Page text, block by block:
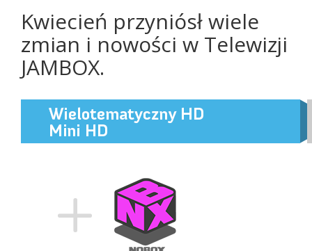
Kwiecień przyniósł wiele
zmian i nowości w Telewizji
JAMBOX.